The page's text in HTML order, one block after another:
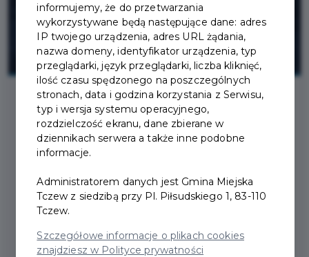
2026-03-11
OSCAR NOMINATED
SHORTS – NOMINOWANE
DO OSCARA
KRÓTKOMETRAŻOWE
informujemy, że do przetwarzania
wykorzystywane będą następujące dane: adres
IP twojego urządzenia, adres URL żądania,
nazwa domeny, identyfikator urządzenia, typ
przeglądarki, język przeglądarki, liczba kliknięć,
ilość czasu spędzonego na poszczególnych
stronach, data i godzina korzystania z Serwisu,
typ i wersja systemu operacyjnego,
rozdzielczość ekranu, dane zbierane w
dziennikach serwera a także inne podobne
informacje.
Administratorem danych jest Gmina Miejska
Tczew z siedzibą przy Pl. Piłsudskiego 1, 83-110
Tczew.
Szczegółowe informacje o plikach cookies
znajdziesz w Polityce prywatności